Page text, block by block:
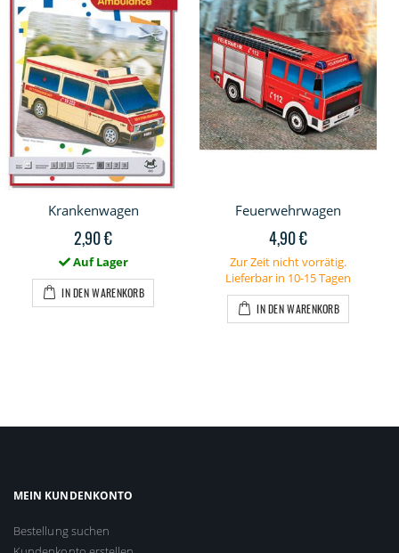
Krankenwagen
2,90 €
Auf Lager
IN DEN WARENKORB
Feuerwehrwagen
4,90 €
Zur Zeit nicht vorrätig.
Lieferbar in 10-15 Tagen
IN DEN WARENKORB
MEIN KUNDENKONTO
Bestellung suchen